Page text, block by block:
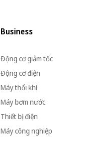
Business
Động cơ giảm tốc
Động cơ điện
Máy thổi khí
Máy bơm nước
Thiết bị điện
Máy công nghiệp